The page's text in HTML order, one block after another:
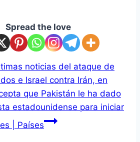
Spread the love
noticias del ataque de
e Israel contra Irán, en
que Pakistán le ha dado
estadounidense para iniciar
| Países